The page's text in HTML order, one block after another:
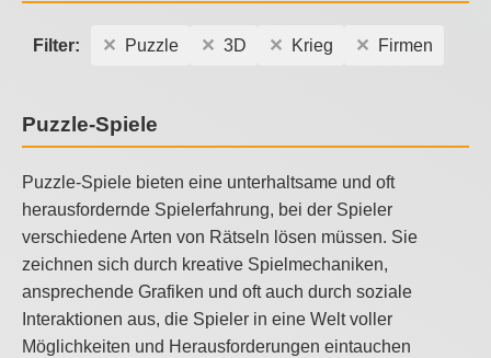
Filter: Puzzle 3D Krieg Firmen
Puzzle-Spiele
Puzzle-Spiele bieten eine unterhaltsame und oft
herausfordernde Spielerfahrung, bei der Spieler
verschiedene Arten von Rätseln lösen müssen. Sie
zeichnen sich durch kreative Spielmechaniken,
ansprechende Grafiken und oft auch durch soziale
Interaktionen aus, die Spieler in eine Welt voller
Möglichkeiten und Herausforderungen eintauchen